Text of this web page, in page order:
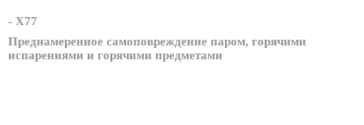
- X77
Преднамеренное самоповреждение паром, горячими
испарениями и горячими предметами